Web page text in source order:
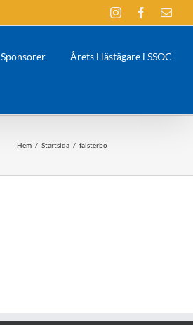
InstagramFacebook
E-
post
Sponsorer Årets Hästägare i SSOC
Hem / Startsida / falsterbo